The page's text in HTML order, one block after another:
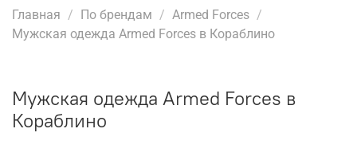
Главная По брендам
Armed Forces
Мужская одежда Armed Forces в Кораблино
Мужская одежда Armed Forces в
Кораблино